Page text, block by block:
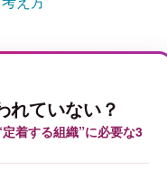
れていない？
定着する組織”に必要な3